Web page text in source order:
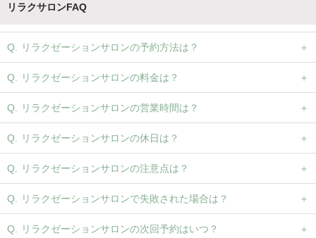
リラクサロンFAQ
リラクゼーションサロンの予約方法は？
リラクゼーションサロンの料金は？
リラクゼーションサロンの営業時間は？
リラクゼーションサロンの休日は？
リラクゼーションサロンの注意点は？
リラクゼーションサロンで失敗された場合は？
リラクゼーションサロンの次回予約はいつ？